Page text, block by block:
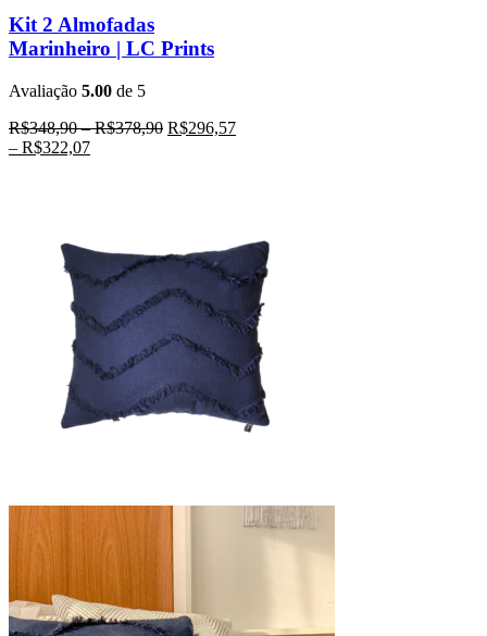
Kit 2 Almofadas
Marinheiro | LC Prints
Avaliação 5.00 de 5
R$348,90–R$378,90 R$296,57
– R$322,07